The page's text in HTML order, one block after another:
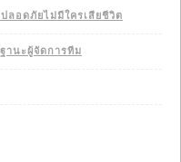
อดภัยไม่มีใครเสียชีวิต
านะผู้จัดการทีม